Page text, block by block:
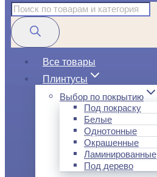
Поиск
товаров
Все товары
Плинтусы
Выбор по покрытию
Под покраску
Белые
Однотонные
Окрашенные
Ламинированные
Под дерево